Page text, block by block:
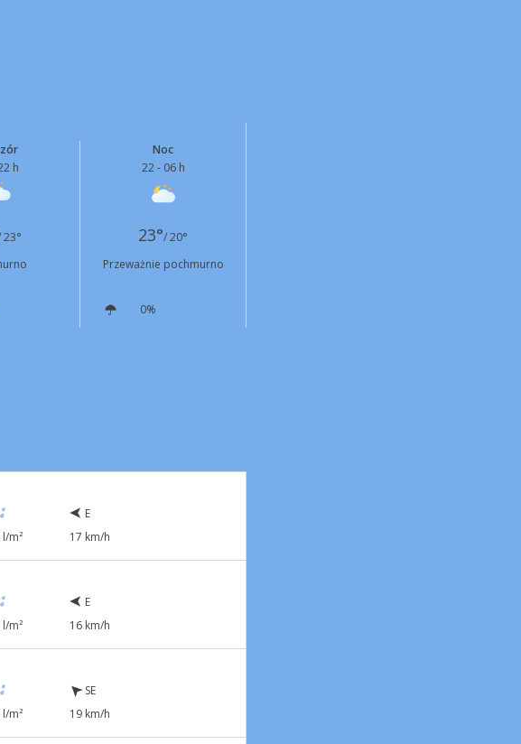
h
Noc
22 - 06 h
23° 23°/ 20°
Przeważnie pochmurno
0%
l/m²
E
17 km/h
l/m²
E
16 km/h
l/m²
SE
19 km/h